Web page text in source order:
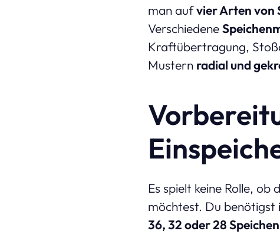
man aufvier Arten von
Verschiedene
Kraftübertragung,
Mustern radial und
Es spielt keine Rolle,
möchtest. Du benötigst
36, 32 oder 28 Speichen